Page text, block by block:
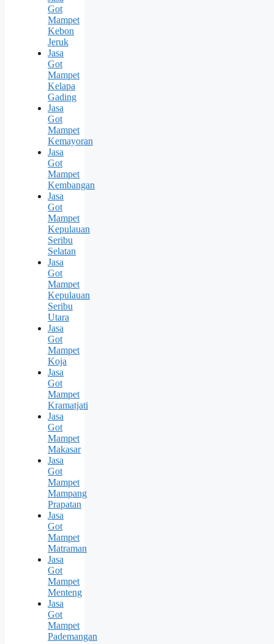
Got
Mampet
Kebon
Jeruk
Jasa
Got
Mampet
Kelapa
Gading
Jasa
Got
Mampet
Kemayoran
Jasa
Got
Mampet
Kembangan
Jasa
Got
Mampet
Kepulauan
Seribu
Selatan
Jasa
Got
Mampet
Kepulauan
Seribu
Utara
Jasa
Got
Mampet
Koja
Jasa
Got
Mampet
Kramatjati
Jasa
Got
Mampet
Makasar
Jasa
Got
Mampet
Mampang
Prapatan
Jasa
Got
Mampet
Matraman
Jasa
Got
Mampet
Menteng
Jasa
Got
Mampet
Pademangan